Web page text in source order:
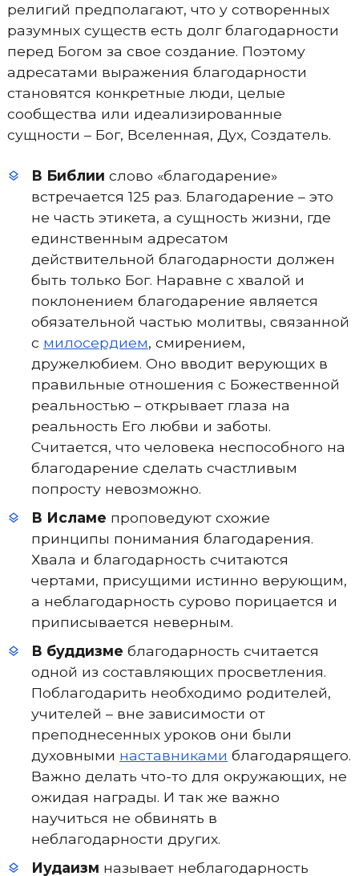
религий предполагают, что у сотворенных
разумных существ есть долг благодарности
перед Богом за свое создание. Поэтому
адресатами выражения благодарности
становятся конкретные люди, целые
сообщества или идеализированные
сущности – Бог, Вселенная, Дух, Создатель.
В Библии слово «благодарение»
встречается 125 раз. Благодарение – это
не часть этикета, а сущность жизни, где
единственным адресатом
действительной благодарности должен
быть только Бог. Наравне с хвалой и
поклонением благодарение является
обязательной частью молитвы, связанной
с милосердием, смирением,
дружелюбием. Оно вводит верующих в
правильные отношения с Божественной
реальностью – открывает глаза на
реальность Его любви и заботы.
Считается, что человека неспособного на
благодарение сделать счастливым
попросту невозможно.
В Исламе проповедуют схожие
принципы понимания благодарения.
Хвала и благодарность считаются
чертами, присущими истинно верующим,
а неблагодарность сурово порицается и
приписывается неверным.
В буддизме благодарность считается
одной из составляющих просветления.
Поблагодарить необходимо родителей,
учителей – вне зависимости от
преподнесенных уроков они были
духовными наставниками благодарящего.
Важно делать что-то для окружающих, не
ожидая награды. И так же важно
научиться не обвинять в
неблагодарности других.
Иудаизм называет неблагодарность